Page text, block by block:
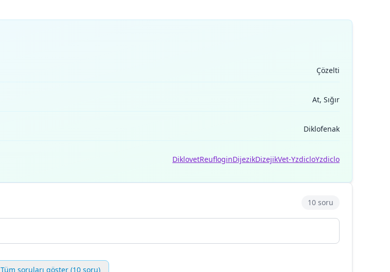
Çözelti
At, Sığır
Diklofenak
DiklovetReufloginDijezikDizejikVet-YzdicloYzdiclo
10 soru
Tüm soruları göster (10 soru)